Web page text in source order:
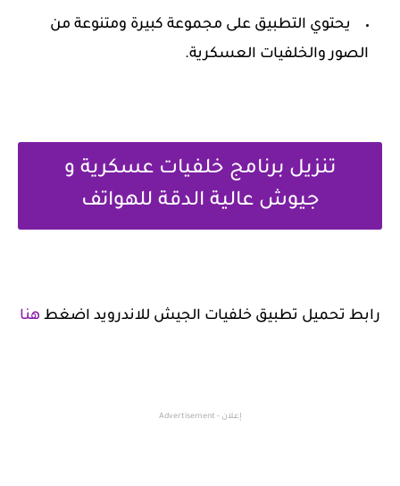
يحتوي التطبيق على مجموعة كبيرة ومتنوعة من
الصور والخلفيات العسكرية.
تنزيل برنامج خلفيات عسكرية و
جيوش عالية الدقة للهواتف
رابط تحميل تطبيق خلفيات الجيش للاندرويد اضغط هنا
إعلان - Advertisement